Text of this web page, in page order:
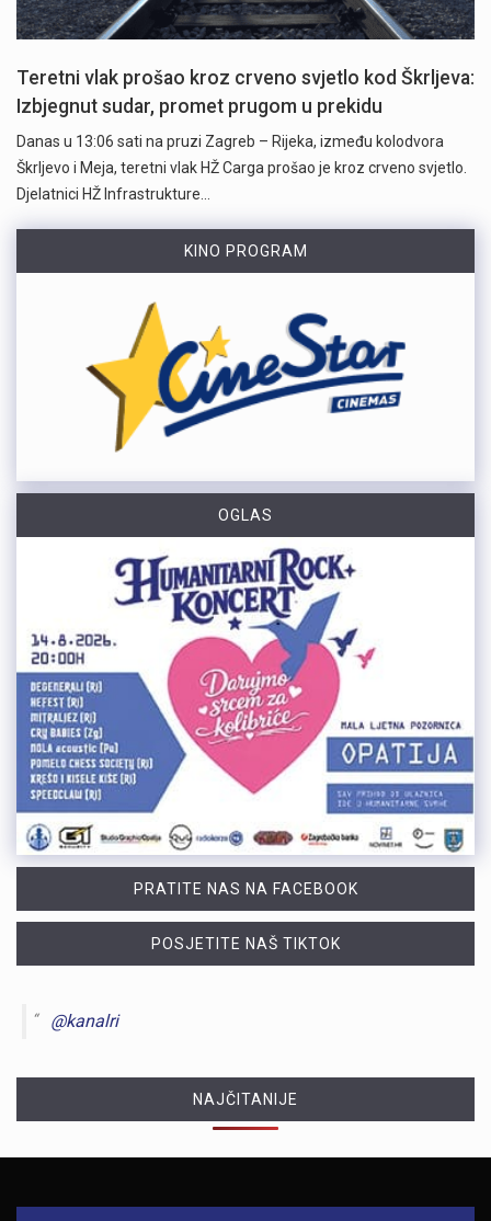
Teretni vlak prošao kroz crveno svjetlo kod Škrljeva:
Izbjegnut sudar, promet prugom u prekidu
Danas u 13:06 sati na pruzi Zagreb – Rijeka, između kolodvora
Škrljevo i Meja, teretni vlak HŽ Carga prošao je kroz crveno svjetlo.
Djelatnici HŽ Infrastrukture…
KINO PROGRAM
OGLAS
PRATITE NAS NA FACEBOOK
POSJETITE NAŠ TIKTOK
@kanalri
NAJČITANIJE